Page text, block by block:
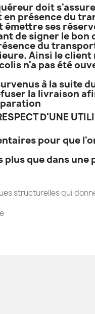
doit
présence du
émettre ses
de signer le bon
du
Ainsi le client
n'a pas été
à la suite
la livraison
D'UNE
pour que
plus que dans une
structurelles qui